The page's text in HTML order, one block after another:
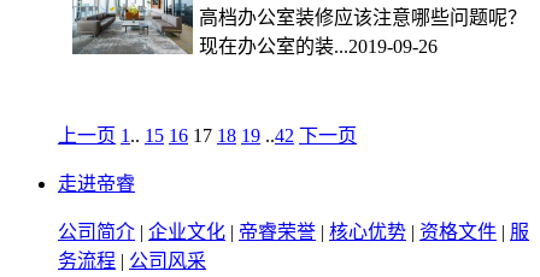
高档办公室装修​应该注意哪些问题呢？
现在办公室的装...2019-09-26
上一页 1 .. 15 16 17 18 19 ..42 下一页
走进帝睿
公司简介 | 企业文化 | 帝睿荣誉 | 核心优势 | 资格文件 | 服
务流程 | 公司风采